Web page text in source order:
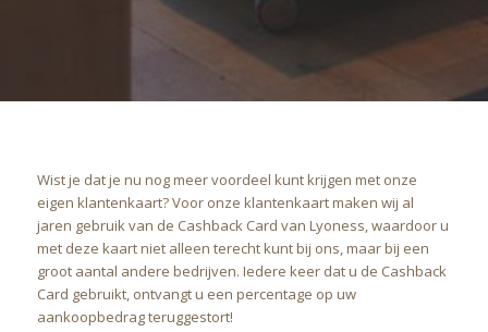
Wist je dat je nu nog meer voordeel kunt krijgen met onze
eigen klantenkaart? Voor onze klantenkaart maken wij al
jaren gebruik van de Cashback Card van Lyoness, waardoor u
met deze kaart niet alleen terecht kunt bij ons, maar bij een
groot aantal andere bedrijven. Iedere keer dat u de Cashback
Card gebruikt, ontvangt u een percentage op uw
aankoopbedrag teruggestort!